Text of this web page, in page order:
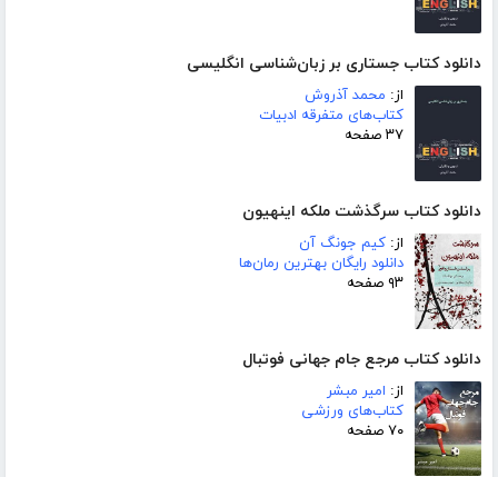
دانلود کتاب جستاری بر زبان‌شناسی انگلیسی
از: محمد آذروش
کتاب‌های متفرقه ادبیات
۳۷ صفحه
دانلود کتاب سرگذشت ملکه اینهیون
از: کیم جونگ آن
دانلود رایگان بهترین رمان‌ها
۹۳ صفحه
دانلود کتاب مرجع جام جهانی فوتبال
از: امیر مبشر
کتاب‌های ورزشی
۷۰ صفحه